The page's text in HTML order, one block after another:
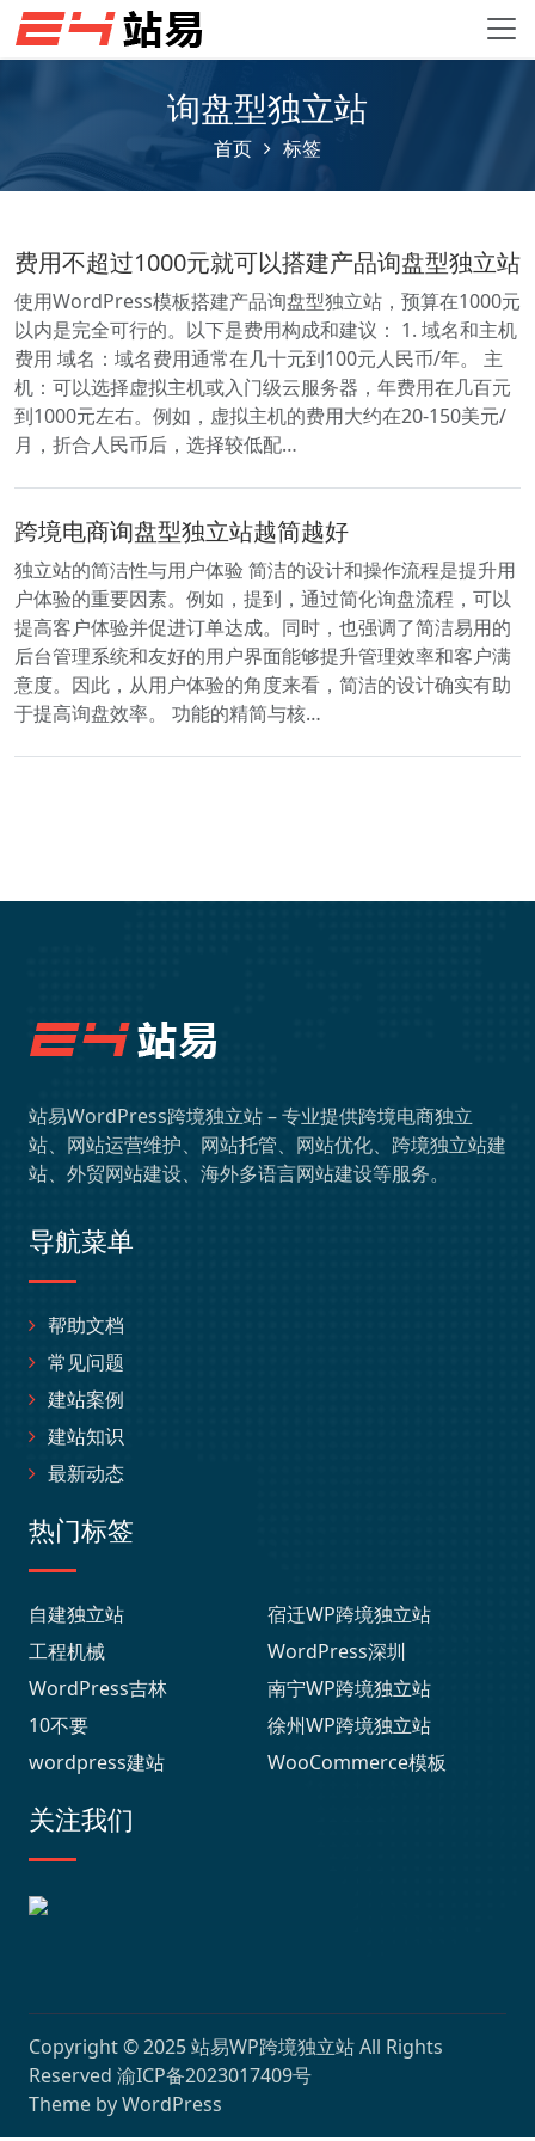
询盘型独立站
首页 标签
费用不超过1000元就可以搭建产品询盘型独立站
使用WordPress模板搭建产品询盘型独立站，预算在1000元
以内是完全可行的。以下是费用构成和建议： 1. 域名和主机
费用 域名：域名费用通常在几十元到100元人民币/年。 主
机：可以选择虚拟主机或入门级云服务器，年费用在几百元
到1000元左右。例如，虚拟主机的费用大约在20-150美元/
月，折合人民币后，选择较低配…
跨境电商询盘型独立站越简越好
独立站的简洁性与用户体验 简洁的设计和操作流程是提升用
户体验的重要因素。例如，提到，通过简化询盘流程，可以
提高客户体验并促进订单达成。同时，也强调了简洁易用的
后台管理系统和友好的用户界面能够提升管理效率和客户满
意度。因此，从用户体验的角度来看，简洁的设计确实有助
于提高询盘效率。 功能的精简与核…
站易WordPress跨境独立站 – 专业提供跨境电商独立
站、网站运营维护、网站托管、网站优化、跨境独立站建
站、外贸网站建设、海外多语言网站建设等服务。
导航菜单
帮助文档
常见问题
建站案例
建站知识
最新动态
热门标签
自建独立站
宿迁WP跨境独立站
工程机械
WordPress深圳
WordPress吉林
南宁WP跨境独立站
10不要
徐州WP跨境独立站
wordpress建站
WooCommerce模板
关注我们
Copyright © 2025站易WP跨境独立站All Rights
Reserved 渝ICP备2023017409号
Theme byWordPress